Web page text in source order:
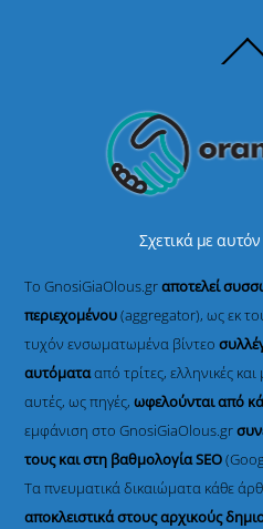
Σχετικά με
Το GnosiGiaOlous.grαποτελεί
περιεχομένου(aggregator), ως εκ
τυχόν ενσωματωμένα βίντεο
αυτόματααπό τρίτες, ελληνικές
αυτές, ως πηγές,ωφελούνται από
εμφάνιση στο GnosiGiaOlous.gr
τους και στη βαθμολογία SEO
Τα πνευματικά δικαιώματα κάθε
αποκλειστικά στους αρχικούς